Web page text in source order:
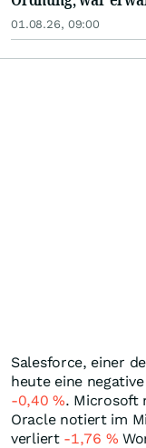
01.08.26, 09:00
Salesforce, einer
heute eine
-0,40%. Microsoft
Oracle notiert im
verliert -1,76 %